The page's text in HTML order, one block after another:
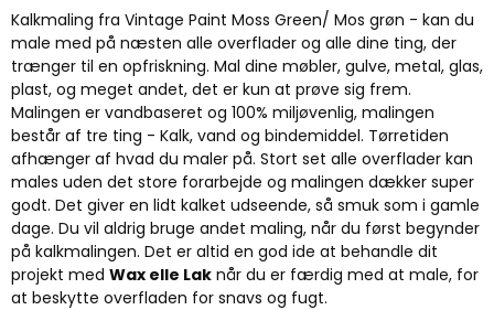
Kalkmaling fra Vintage Paint Moss Green/ Mos grøn - kan du
male med på næsten alle overflader og alle dine ting, der
trænger til en opfriskning. Mal dine møbler, gulve, metal, glas,
plast, og meget andet, det er kun at prøve sig frem.
Malingen er vandbaseret og 100% miljøvenlig, malingen
består af tre ting - Kalk, vand og bindemiddel. Tørretiden
afhænger af hvad du maler på. Stort set alle overflader kan
males uden det store forarbejde og malingen dækker super
godt. Det giver en lidt kalket udseende, så smuk som i gamle
dage. Du vil aldrig bruge andet maling, når du først begynder
på kalkmalingen. Det er altid en god ide at behandle dit
projekt med Wax elle Lak når du er færdig med at male, for
at beskytte overfladen for snavs og fugt.